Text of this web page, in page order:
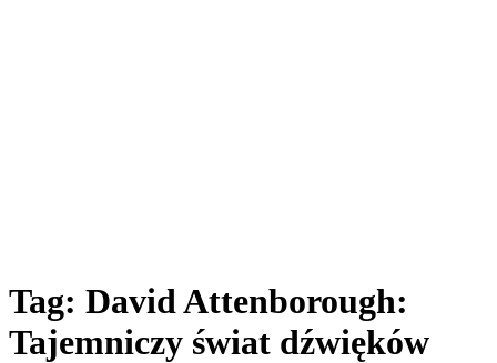
Tag: David Attenborough:
Tajemniczy świat dźwięków